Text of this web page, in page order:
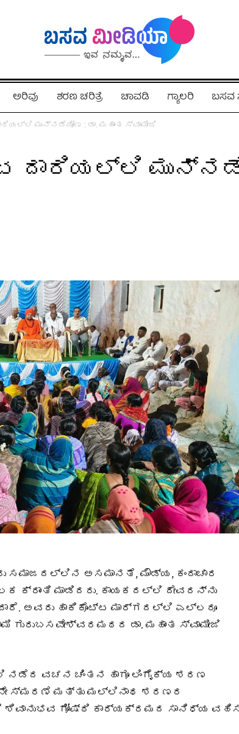
ಅರಿವು ಶರಣ ಚರಿತ್ರೆ ಚಾವಡಿ ಗ್ಯಾಲರಿ ಬಸವ
ಮುನ್ನಡೆಯೋಣ : ಡಾ. ಮಹಾಂತ ಸ್ವಾಮೀಜಿ
ದಾರಿಯಲ್ಲಿ
ಸಮಾಜದಲ್ಲಿನ ಅಸಮಾನತೆ, ಮೌಡ್ಯ, ಕಂದಾಚಾರ
ಕ್ರಾಂತಿ ಮಾಡಿದರು. ಕಾಯಕದಲ್ಲಿ ದೇವರನ್ನು
ಅವರು ಹಾಕಿಕೊಟ್ಟ ಮಾರ್ಗದಲ್ಲಿ ಎಲ್ಲರೂ
ಗುರುಬಸವೇಶ್ವರಮಠದ ಡಾ. ಮಹಾಂತ ಸ್ವಾಮೀಜಿ
ವಚನ ಚಿಂತನ ಹಾಗೂ ಲಿಂಗೈಕ್ಯ ಶರಣ
ಸ್ಮರಣೆ ಮತ್ತು ಮಲ್ಲಿನಾಥ ಶರಣರ
ಶಿವಾನುಭವ ಗೋಷ್ಠಿ ಕಾರ್ಯಕ್ರಮದ ಸಾನಿಧ್ಯ